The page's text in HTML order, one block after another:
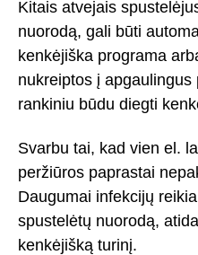
Kitais atvejais
nuorodą, gali būti
kenkėjiška programa
nukreiptos į
rankiniu būdu diegti
Svarbu tai, kad vien el.
peržiūros paprastai
Daugumai infekcijų
spustelėtų nuorodą,
kenkėjišką turinį.